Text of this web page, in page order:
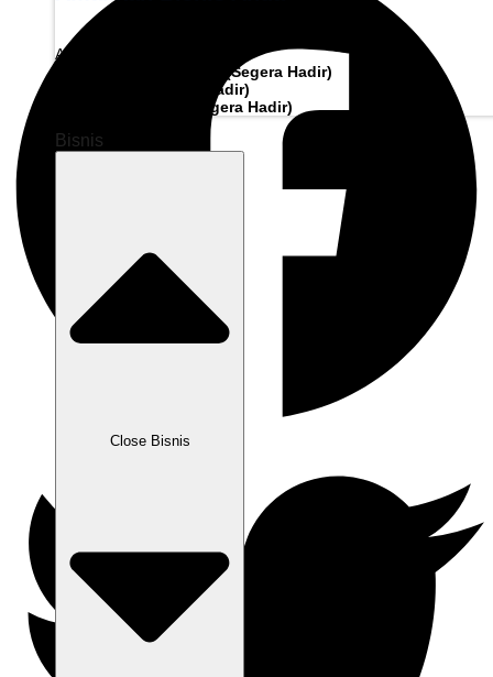
Akun Operasi
(Segera Hadir)
(Segera Hadir)
(Segera Hadir)
Bisnis
Close Bisnis